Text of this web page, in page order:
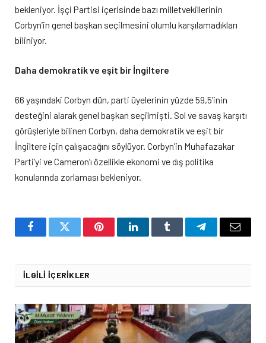
bekleniyor. İşçi Partisi içerisinde bazı milletvekillerinin
Corbyn’in genel başkan seçilmesini olumlu karşılamadıkları
biliniyor.
Daha demokratik ve eşit bir İngiltere
66 yaşındaki Corbyn dün, parti üyelerinin yüzde 59,5’inin
desteğini alarak genel başkan seçilmişti. Sol ve savaş karşıtı
görüşleriyle bilinen Corbyn, daha demokratik ve eşit bir
İngiltere için çalışacağını söylüyor. Corbyn’in Muhafazakar
Parti’yi ve Cameron’ı özellikle ekonomi ve dış politika
konularında zorlaması bekleniyor.
FacebookTwitter PinterestLinkedInTumblr TelegramEmail
İLGILI İÇERIKLER